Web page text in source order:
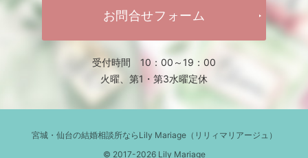
お問合せフォーム
受付時間 10：00～19：00
火曜、第1・第3水曜定休
© 2017-2026 Lily Mariage
宮城・仙台の結婚相談所ならLily Mariage（リリィマリアージュ）